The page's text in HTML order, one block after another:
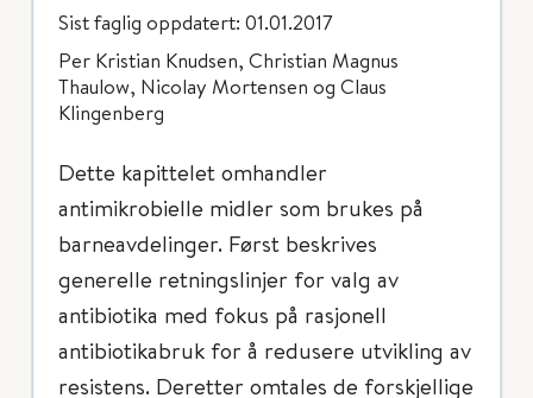
Sist faglig oppdatert: 01.01.2017
Per Kristian Knudsen, Christian Magnus
Thaulow, Nicolay Mortensen og Claus
Klingenberg
Dette kapittelet omhandler
antimikrobielle midler som brukes på
barneavdelinger. Først beskrives
generelle retningslinjer for valg av
antibiotika med fokus på rasjonell
antibiotikabruk for å redusere utvikling av
resistens. Deretter omtales de forskjellige